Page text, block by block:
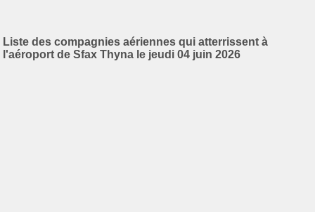
Liste des compagnies aériennes qui atterrissent à
l'aéroport de Sfax Thyna le jeudi 04 juin 2026